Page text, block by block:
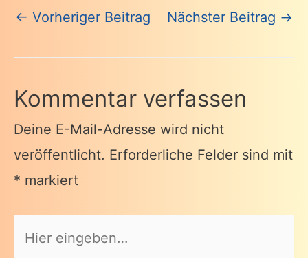
Beitragsnavigation
← Vorheriger Beitrag Nächster Beitrag →
Kommentar verfassen
Deine E-Mail-Adresse wird nicht
veröffentlicht. Erforderliche Felder sind mit
* markiert
eingeben…